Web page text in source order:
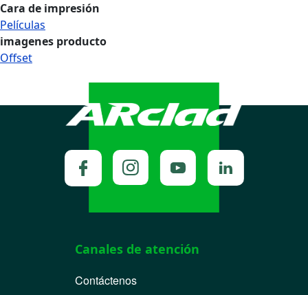
Cara de impresión
Películas
imagenes producto
Offset
Canales de atención
Contáctenos